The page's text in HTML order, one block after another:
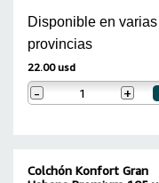
Disponible en varias
provincias
22.00 usd
- +
Colchón Konfort Gran